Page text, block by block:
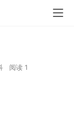
阅读 1